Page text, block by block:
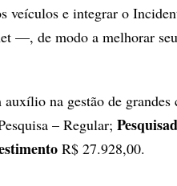
veículos e integrar o
—, de modo a melhorar
na gestão de grandes
– Regular;
R$ 27.928,00.